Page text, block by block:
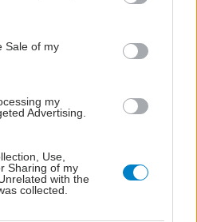
and its third-party tags to
purposes in below Google
Sale of my
my
Advertising.
Use,
Sharing of my
with the
collected.